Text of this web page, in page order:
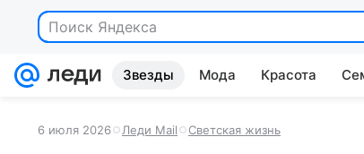
Поиск Яндекса
Звезды Мода Красота
6 июля 2026 Леди Mail Светская жизнь